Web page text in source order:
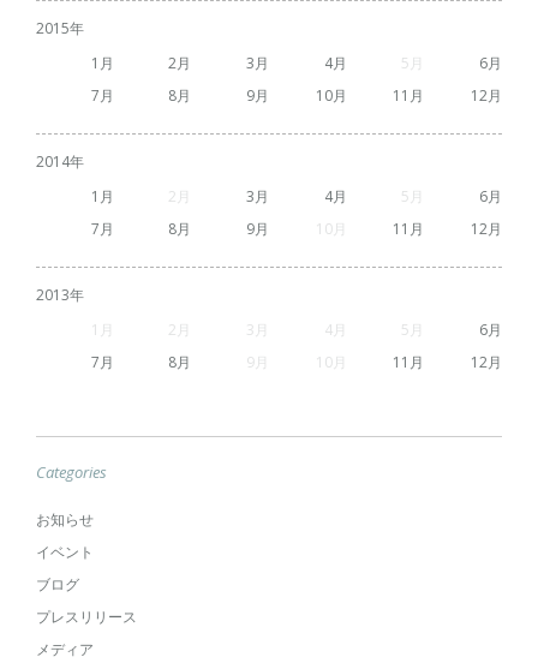
2015
1
2 3 4 5
6
7
8 9 10 11 12
2014
1
2 3 4 5
6
7
8 9 10 11 12
2013
1
2 3 4 5
6
7
8 9 10 11 12
Categories
お知らせ
イベント
ブログ
プレスリリース
メディア